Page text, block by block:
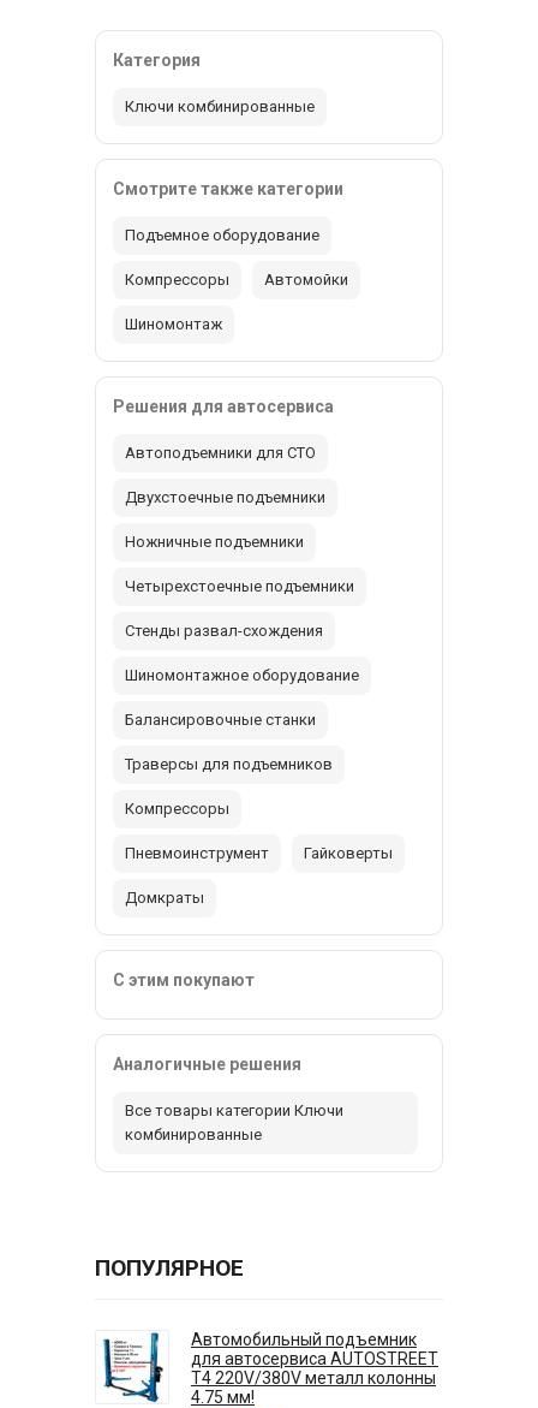
Категория
Ключи комбинированные
Смотрите также категории
Подъемное оборудование
Компрессоры Автомойки
Шиномонтаж
Решения для автосервиса
Автоподъемники для СТО
Двухстоечные подъемники
Ножничные подъемники
Четырехстоечные подъемники
Стенды развал-схождения
Шиномонтажное оборудование
Балансировочные станки
Траверсы для подъемников
Компрессоры
Пневмоинструмент Гайковерты
Домкраты
С этим покупают
Аналогичные решения
Все товары категории Ключи
комбинированные
ПОПУЛЯРНОЕ
Автомобильный подъемник
для автосервиса AUTOSTREET
T4 220V/380V металл колонны
4.75 мм!